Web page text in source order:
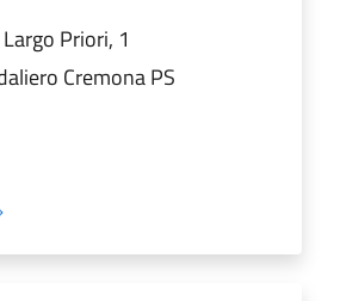
Largo Priori, 1
Cremona PS